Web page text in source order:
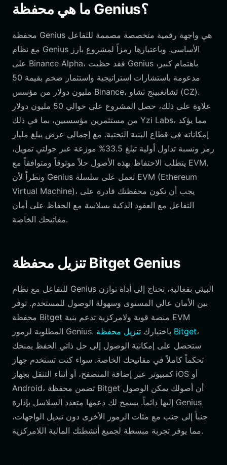
ما هي محفظة Genius؟
محفظة Genius هي واجهة رقمية متخصصة مصممة للتفاعل
مع نظام Genius الأساسي. وباعتبارها رمزاً لمشروع بارز
على Binance Alpha، فقد حظيت Genius باهتمام كبير،
مدعومة باستشارات استراتيجية واستثمار ضخم بقيمة 50
مليون دولار من مؤسس Binance، تشانغبينج تشاو (CZ).
علاوة على ذلك، حصل المشروع على حوالي 50 مليون دولار
من مستثمرين مؤسسيين، بما في ذلك Yzi Labs، مما يؤكد
إمكاناته في قطاع البنية التحتية. مع إجمالي عرض يبلغ مليار
رمز ونسبة تداول أولية تبلغ 33.5% موزعة عبر جولتي تمويل،
يتطلب الاحتفاظ بهذه الأصول حلاً موثوقاً ومتوافقاً مع EVM.
ونظراً لأن Genius تعمل على سلسلة EVM (Ethereum
Virtual Machine)، يجب أن تكون محفظتك قادرة على
التفاعل مع العقود الذكية بسلاسة مع الحفاظ على أمان
مفاتيحك الخاصة.
تنزيل محفظة Bitget Genius
للتفاعل مع نظام Genius البيئي بفعالية، تحتاج إلى أداة توازن
بين الأمان عالي المستوى وسهولة الوصول للمستخدم. توفر
محفظة Bitget منصة قوية ولامركزية تدعم بنية EVM
المطلوبة لرموز Genius. باختيارك تنزيل محفظة Bitget،
ستحصل على إمكانية الوصول إلى حل ذاتي الحفظ يمنحك
تحكماً كاملاً في مفاتيحك الخاصة. سواء كنت تستخدم جهاز
كمبيوتر عبر إضافة المتصفح، أو أثناء التنقل بجهاز iOS أو
Android، تضمن محفظة Bitget أن أصولك يمكن الوصول
إليها دائماً. يسمح لك دعمها متعدد السلاسل بإدارة Genius
جنباً إلى جنب مع مئات الرموز الأخرى دون تبديل الواجهات،
مما يوفر تجربة مبسطة لجميع أنشطتك المالية اللامركزية.